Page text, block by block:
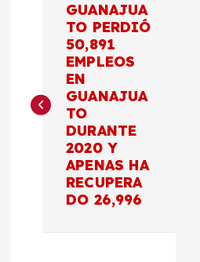
e
GUANAJUA
TO PERDIÓ
50,891
EMPLEOS
EN
GUANAJUA
TO
DURANTE
2020 Y
APENAS HA
RECUPERA
DO 26,996